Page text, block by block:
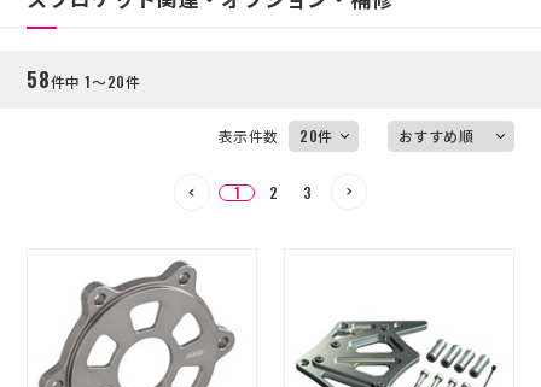
ナップスメンバーズ
店舗を探す
58件中 1～20件
表示件数
1 2 3